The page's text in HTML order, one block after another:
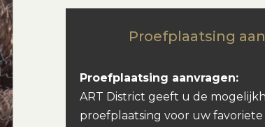
Proefplaatsing
Proefplaatsing aanvragen:
ART District geeft u de
proefplaatsing voor uw